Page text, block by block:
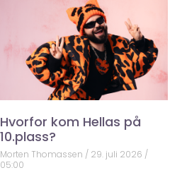
Hvorfor kom Hellas på
10.plass?
Morten Thomassen
29. juli 2026
05:00